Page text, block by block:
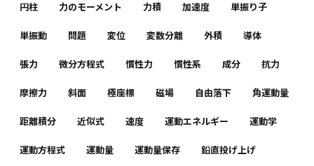
円柱 力のモーメント 力積 加速度 単振り子
単振動 問題 変位 変数分離 外積 導体
張力 微分方程式 慣性力 慣性系 成分 抗力
摩擦力 斜面 極座標 磁場 自由落下 角運動量
距離積分 近似式 速度 運動エネルギー 運動学
運動方程式 運動量 運動量保存 鉛直投げ上げ